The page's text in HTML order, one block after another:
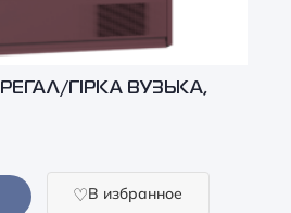
ГІРКА ВУЗЬКА,
В избранное